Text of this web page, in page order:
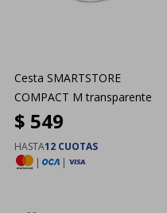
Cesta SMARTSTORE
COMPACT M transparente
$ 549
HASTA12 CUOTAS
|
|